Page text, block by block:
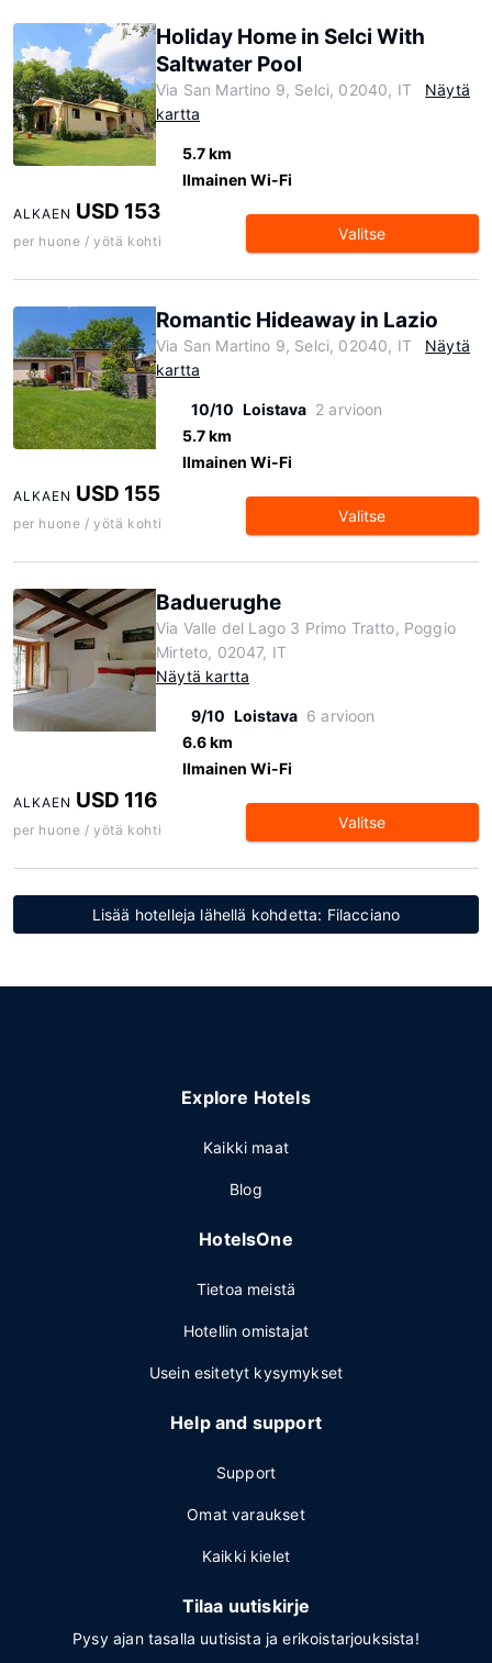
Holiday Home in Selci With
Saltwater Pool
Via San Martino 9, Selci, 02040, IT
Näytä
kartta
5.7 km
Ilmainen Wi-Fi
ALKAEN USD 153
per huone / yötä kohti Valitse
Romantic Hideaway in Lazio
Via San Martino 9, Selci, 02040, IT
Näytä
kartta
10/10 Loistava 2 arvioon
5.7 km
Ilmainen Wi-Fi
ALKAEN USD 155
per huone / yötä kohti Valitse
Baduerughe
Via Valle del Lago 3 Primo Tratto, Poggio
Mirteto, 02047, IT
Näytä kartta
9/10 Loistava 6 arvioon
6.6 km
Ilmainen Wi-Fi
ALKAEN USD 116
per huone / yötä kohti Valitse
Lisää hotelleja lähellä kohdetta: Filacciano
Explore Hotels
Kaikki maat
Blog
HotelsOne
Tietoa meistä
Hotellin omistajat
Usein esitetyt kysymykset
Help and support
Support
Omat varaukset
Kaikki kielet
Tilaa uutiskirje
Pysy ajan tasalla uutisista ja erikoistarjouksista!